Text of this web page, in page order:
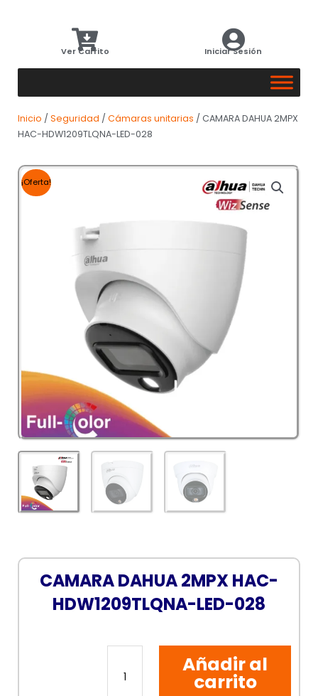
Ver Carrito Iniciar Sesión
Inicio / Seguridad / Cámaras unitarias / CAMARA DAHUA 2MPX
HAC-HDW1209TLQNA-LED-028
¡Oferta!
CAMARA DAHUA 2MPX HAC-
HDW1209TLQNA-LED-028
CAMARA
2MPX
Añadir al
carrito